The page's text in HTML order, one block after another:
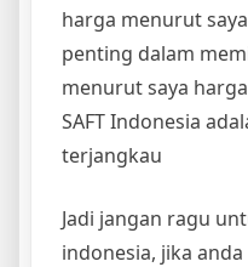
harga menurut
penting dalam
menurut saya
SAFT Indonesia
terjangkau
Jadi jangan ragu
indonesia, jika